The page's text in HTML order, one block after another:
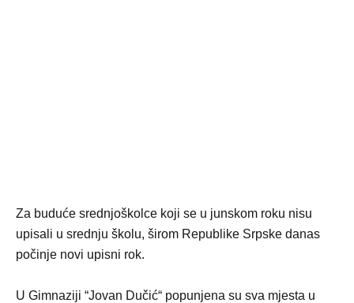
Za buduće srednjoškolce koji se u junskom roku nisu
upisali u srednju školu, širom Republike Srpske danas
počinje novi upisni rok.
U Gimnaziji “Jovan Dučić“ popunjena su sva mjesta u